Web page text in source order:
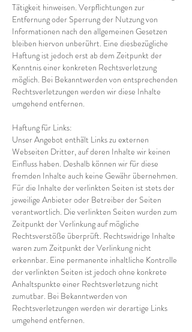
Tätigkeit hinweisen. Verpflichtungen zur
Entfernung oder Sperrung der Nutzung von
Informationen nach den allgemeinen Gesetzen
bleiben hiervon unberührt. Eine diesbezügliche
Haftung ist jedoch erst ab dem Zeitpunkt der
Kenntnis einer konkreten Rechtsverletzung
möglich. Bei Bekanntwerden von entsprechenden
Rechtsverletzungen werden wir diese Inhalte
umgehend entfernen.
Haftung für Links:
Unser Angebot enthält Links zu externen
Webseiten Dritter, auf deren Inhalte wir keinen
Einfluss haben. Deshalb können wir für diese
fremden Inhalte auch keine Gewähr übernehmen.
Für die Inhalte der verlinkten Seiten ist stets der
jeweilige Anbieter oder Betreiber der Seiten
verantwortlich. Die verlinkten Seiten wurden zum
Zeitpunkt der Verlinkung auf mögliche
Rechtsverstöße überprüft. Rechtswidrige Inhalte
waren zum Zeitpunkt der Verlinkung nicht
erkennbar. Eine permanente inhaltliche Kontrolle
der verlinkten Seiten ist jedoch ohne konkrete
Anhaltspunkte einer Rechtsverletzung nicht
zumutbar. Bei Bekanntwerden von
Rechtsverletzungen werden wir derartige Links
umgehend entfernen.